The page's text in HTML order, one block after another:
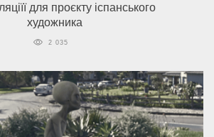
для проєкту іспанського
художника
2 035